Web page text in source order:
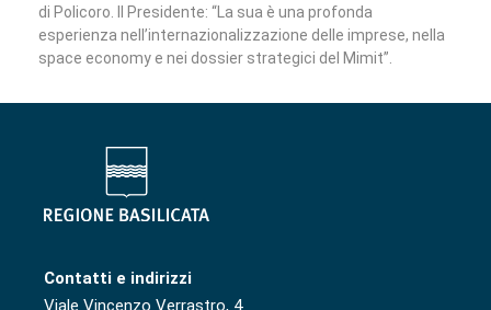
di Policoro. Il Presidente: “La sua è una profonda
esperienza nell’internazionalizzazione delle imprese, nella
space economy e nei dossier strategici del Mimit”.
Contatti e indirizzi
Viale Vincenzo Verrastro, 4